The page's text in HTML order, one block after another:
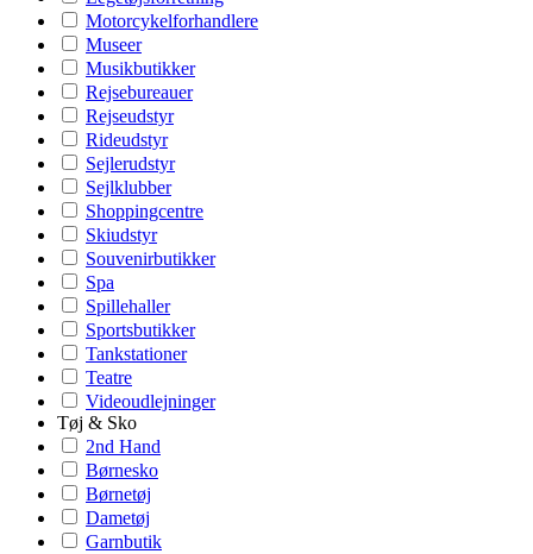
Motorcykelforhandlere
Museer
Musikbutikker
Rejsebureauer
Rejseudstyr
Rideudstyr
Sejlerudstyr
Sejlklubber
Shoppingcentre
Skiudstyr
Souvenirbutikker
Spa
Spillehaller
Sportsbutikker
Tankstationer
Teatre
Videoudlejninger
Tøj & Sko
2nd Hand
Børnesko
Børnetøj
Dametøj
Garnbutik